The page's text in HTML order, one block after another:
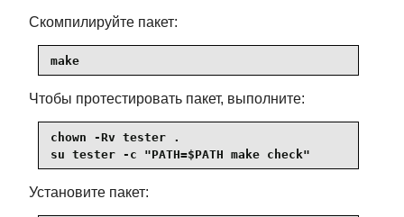
Скомпилируйте пакет:
make
Чтобы протестировать пакет, выполните:
chown -Rv tester .
su tester -c "PATH=$PATH make check"
Установите пакет: